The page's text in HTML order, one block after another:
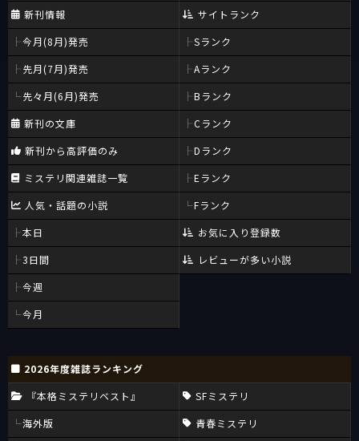
新刊情報
今月(8月)発売
先月(7月)発売
先々月(6月)発売
新刊の文庫
新刊から高評価のみ
ミステリ関連雑誌一覧
人気・話題の小説
本日
3日間
今週
今月
サイトランク
Sランク
Aランク
Bランク
Cランク
Dランク
Eランク
Fランク
お気に入り登録数
レビューが多い小説
2026年度雑誌ランキング
『本格ミステリベスト』
海外版
SFミステリ
青春ミステリ